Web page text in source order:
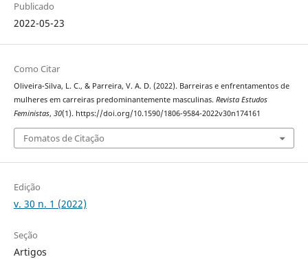
Publicado
2022-05-23
Como Citar
Oliveira-Silva, L. C., & Parreira, V. A. D. (2022). Barreiras e enfrentamentos de
mulheres em carreiras predominantemente masculinas. Revista Estudos
Feministas, 30(1). https://doi.org/10.1590/1806-9584-2022v30n174161
Fomatos de Citação
Edição
v. 30 n. 1 (2022)
Seção
Artigos